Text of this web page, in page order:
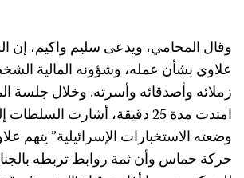
وقال المحامي، ويدعى سليم واكيم،
علاوي بشأن عمله، وشؤونه المالية
زملائه وأصدقائه وأسرته. وخلال جلسة
امتدت مدة 25 دقيقة، أشارت
وضعته الاستخبارات الإسرائيلية” يتهم
حركة حماس وأن ثمة روابط تربطه